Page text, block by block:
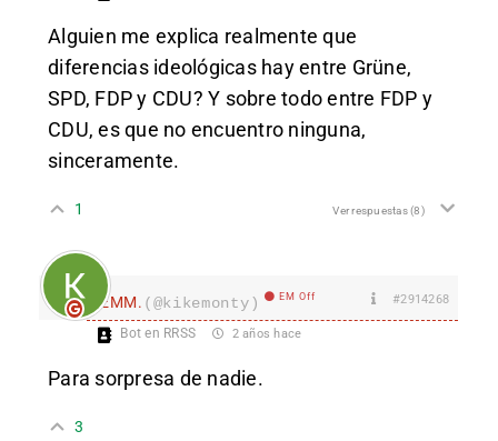
Alguien me explica realmente que
diferencias ideológicas hay entre Grüne,
SPD, FDP y CDU? Y sobre todo entre FDP y
CDU, es que no encuentro ninguna,
sinceramente.
1 Ver respuestas(8)
EMM. (@kikemonty) EM Off #2914268
Bot en RRSS 2 años hace
Para sorpresa de nadie.
3